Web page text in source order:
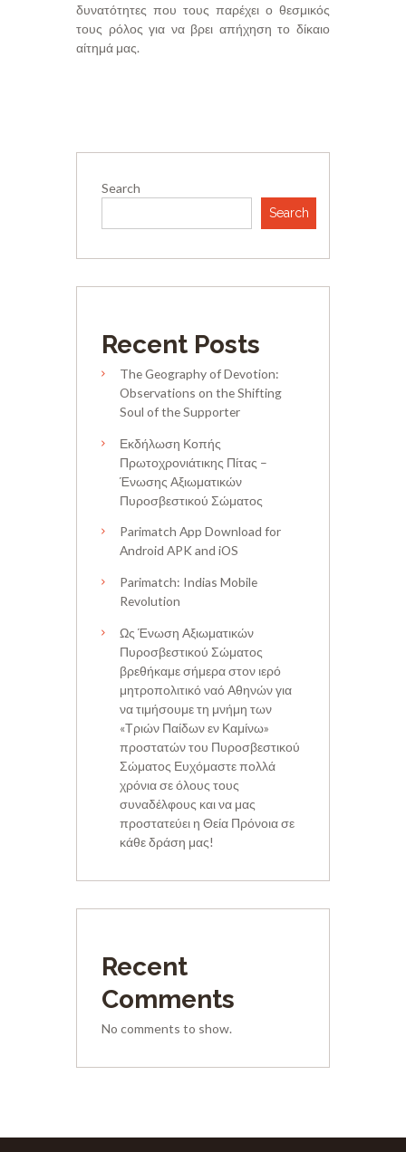
δυνατότητες που τους παρέχει ο θεσμικός
τους ρόλος για να βρει απήχηση το δίκαιο
αίτημά μας.
Search
Search
Recent Posts
The Geography of Devotion:
Observations on the Shifting
Soul of the Supporter
Εκδήλωση Κοπής
Πρωτοχρονιάτικης Πίτας –
Ένωσης Αξιωματικών
Πυροσβεστικού Σώματος
Parimatch App Download for
Android APK and iOS
Parimatch: Indias Mobile
Revolution
Ως Ένωση Αξιωματικών
Πυροσβεστικού Σώματος
βρεθήκαμε σήμερα στον ιερό
μητροπολιτικό ναό Αθηνών για
να τιμήσουμε τη μνήμη των
«Τριών Παίδων εν Καμίνω»
προστατών του Πυροσβεστικού
Σώματος Ευχόμαστε πολλά
χρόνια σε όλους τους
συναδέλφους και να μας
προστατεύει η Θεία Πρόνοια σε
κάθε δράση μας!
Recent
Comments
No comments to show.